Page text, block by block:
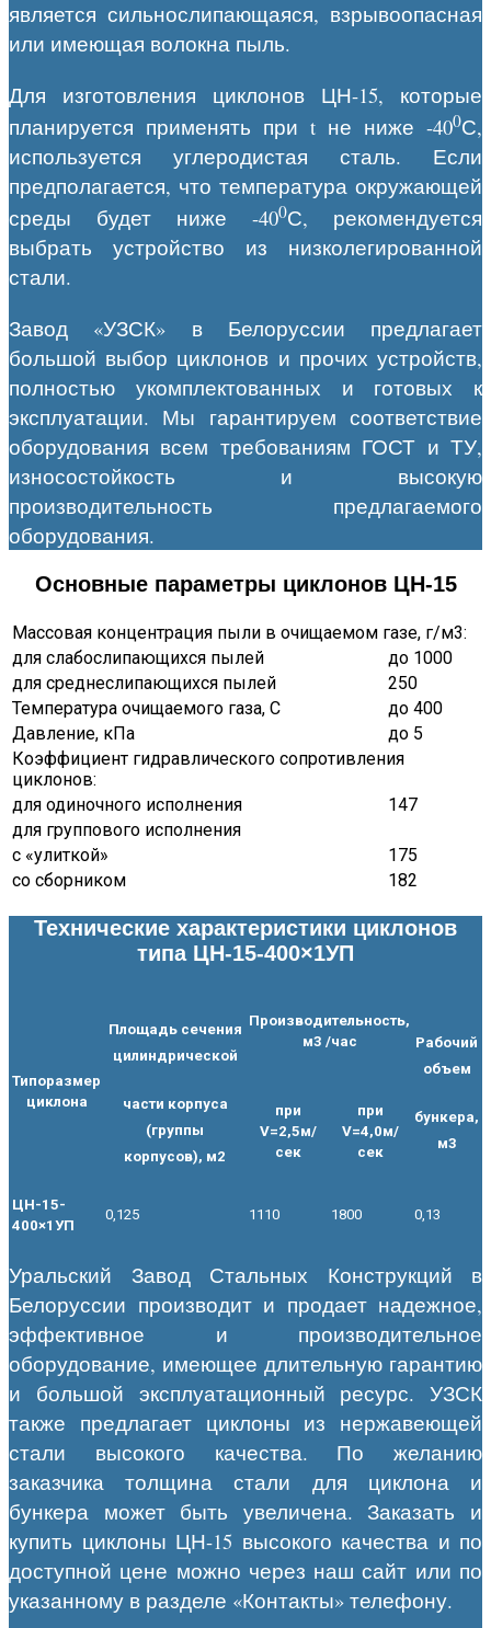
является сильнослипающаяся, взрывоопасная
или имеющая волокна пыль.
Для изготовления циклонов ЦН-15, которые
планируется применять при t не ниже -400С,
используется углеродистая сталь. Если
предполагается, что температура окружающей
среды будет ниже -400С, рекомендуется
выбрать устройство из низколегированной
стали.
Завод «УЗСК» в Белоруссии предлагает
большой выбор циклонов и прочих устройств,
полностью укомплектованных и готовых к
эксплуатации. Мы гарантируем соответствие
оборудования всем требованиям ГОСТ и ТУ,
износостойкость и высокую
производительность предлагаемого
оборудования.
Основные параметры циклонов ЦН-15
Массовая концентрация пыли в очищаемом газе, г/м3:
для слабослипающихся пылей
до 1000
для среднеслипающихся пылей
250
Температура очищаемого газа, С
до 400
Давление, кПа
до 5
Коэффициент гидравлического сопротивления
циклонов:
для одиночного исполнения
147
для группового исполнения
с «улиткой»
175
со сборником
182
Технические характеристики циклонов
типа ЦН-15-400×1УП
Типоразмер
циклона
Площадь сечения
цилиндрической
части корпуса
(группы
корпусов), м2
Производительность,
м3 /час
Рабочий
объем
бункера,
м3
при
V=2,5м/
сек
при
V=4,0м/
сек
ЦН-15-
400×1УП
0,125 1110 1800 0,13
Уральский Завод Стальных Конструкций в
Белоруссии производит и продает надежное,
эффективное и производительное
оборудование, имеющее длительную гарантию
и большой эксплуатационный ресурс. УЗСК
также предлагает циклоны из нержавеющей
стали высокого качества. По желанию
заказчика толщина стали для циклона и
бункера может быть увеличена. Заказать и
купить циклоны ЦН-15 высокого качества и по
доступной цене можно через наш сайт или по
указанному в разделе «Контакты» телефону.